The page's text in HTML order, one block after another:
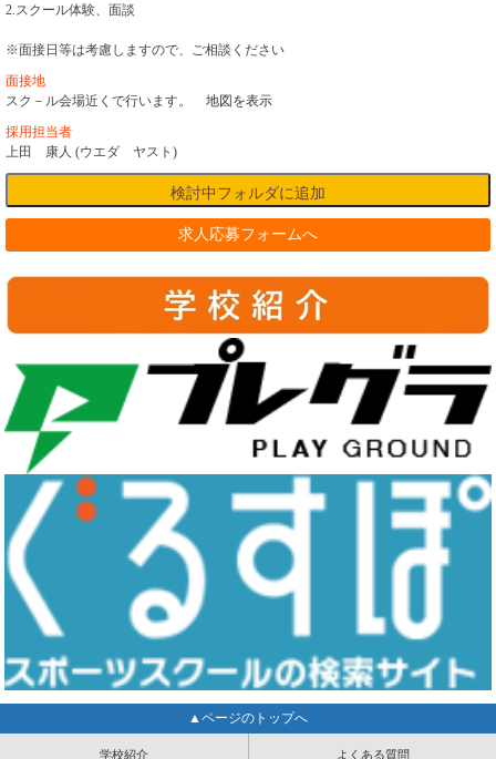
2.スクール体験、面談
※面接日等は考慮しますので、ご相談ください
面接地
スク－ル会場近くで行います。
地図を表示
採用担当者
上田 康人 (ウエダ ヤスト)
求人応募フォームへ
▲ページのトップへ
学校紹介 よくある質問